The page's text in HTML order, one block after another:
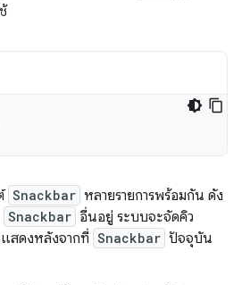
Snackbar หลายรายการพร้อมกัน ดัง
Snackbar อื่นอยู่ ระบบจะจัดคิว
สดงหลังจากที่ Snackbar ปัจจุบัน